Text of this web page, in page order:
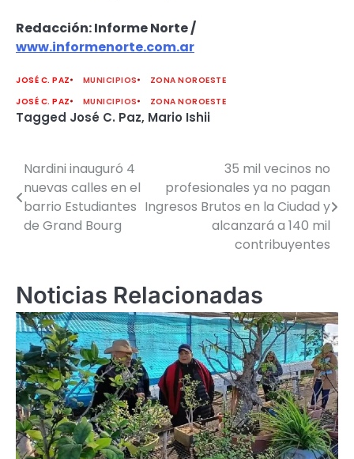
Redacción: Informe Norte /
www.informenorte.com.ar
JOSÉ C. PAZ MUNICIPIOS
ZONA NOROESTE
JOSÉ C. PAZ
MUNICIPIOS ZONA NOROESTE
Tagged José C. Paz, Mario Ishii
Navegación
de
entradas
Nardini inauguró 4
nuevas calles en el
barrio Estudiantes
de Grand Bourg
35 mil vecinos no
profesionales ya no pagan
Ingresos Brutos en la Ciudad y
alcanzará a 140 mil
contribuyentes
Noticias Relacionadas